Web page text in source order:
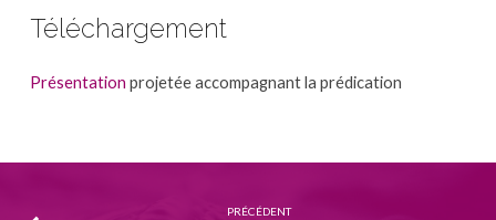
Téléchargement
Présentation projetée accompagnant la prédication
PRÉCÉDENT